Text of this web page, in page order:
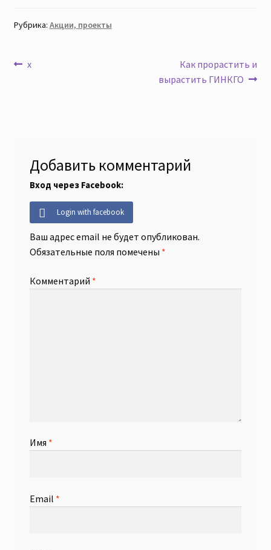
Рубрика: Акции, проекты
Навигация
Предыдущая
x
Следующая
запись:
Как прорастить и
вырастить ГИНКГО
Добавить комментарий
Вход через Facebook:
Login with facebook
Ваш адрес email не будет опубликован.
Обязательные поля помечены *
Комментарий *
Имя *
Email *